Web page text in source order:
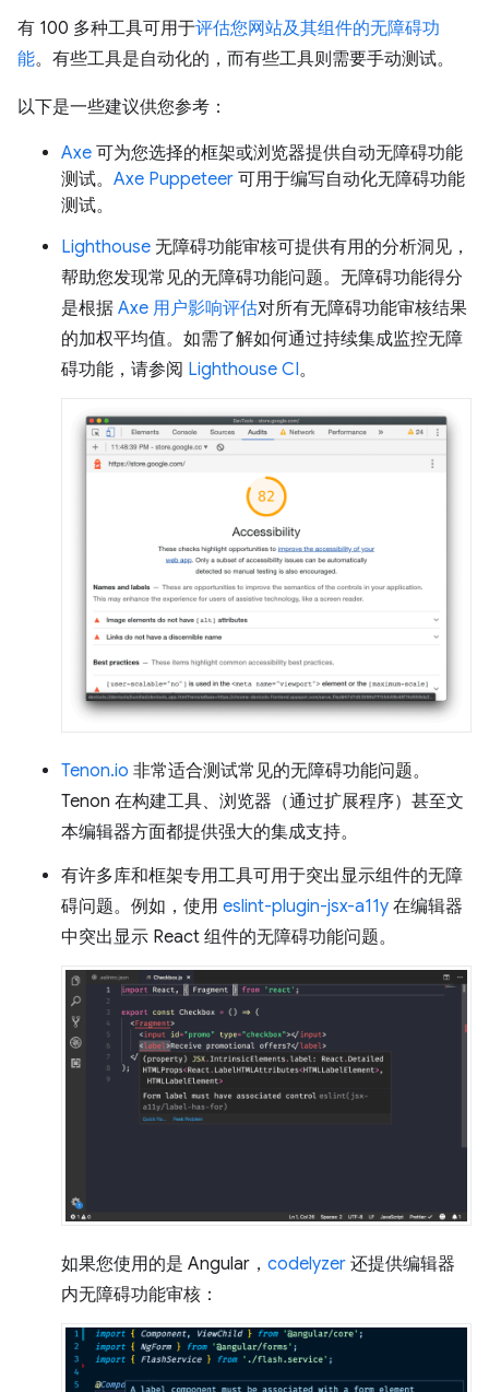
有 100 多种工具可用于评估您网站及其组件的无障碍功
能。有些工具是自动化的，而有些工具则需要手动测试。
以下是一些建议供您参考：
Axe 可为您选择的框架或浏览器提供自动无障碍功能
测试。 Axe Puppeteer 可用于编写自动化无障碍功能
测试。
Lighthouse 无障碍功能审核可提供有用的分析洞见，
帮助您发现常见的无障碍功能问题。无障碍功能得分
是根据 Axe 用户影响评估对所有无障碍功能审核结果
的加权平均值。如需了解如何通过持续集成监控无障
碍功能，请参阅 Lighthouse CI。
Tenon.io 非常适合测试常见的无障碍功能问题。
Tenon 在构建工具、浏览器（通过扩展程序）甚至文
本编辑器方面都提供强大的集成支持。
有许多库和框架专用工具可用于突出显示组件的无障
碍问题。例如，使用 eslint-plugin-jsx-a11y 在编辑器
中突出显示 React 组件的无障碍功能问题。
如果您使用的是 Angular， codelyzer 还提供编辑器
内无障碍功能审核：